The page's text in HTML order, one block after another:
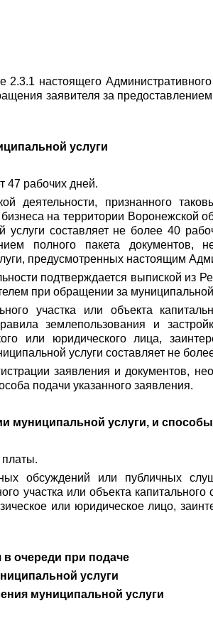
2.3.1 настоящего
заявителя за
услуги
47 рабочих дней.
деятельности, признанного
на территории Воронежской
услуги составляет не более 40
полного пакета документов,
предусмотренных настоящим
подтверждается выпиской из
при обращении за муниципальной
участка или объекта
землепользования и
или юридического лица,
услуги составляет не
заявления и документов,
подачи указанного заявления.
муниципальной услуги, и
платы.
обсуждений или публичных
или объекта капитального
или юридическое лицо,
очереди при подаче
услуги
муниципальной услуги